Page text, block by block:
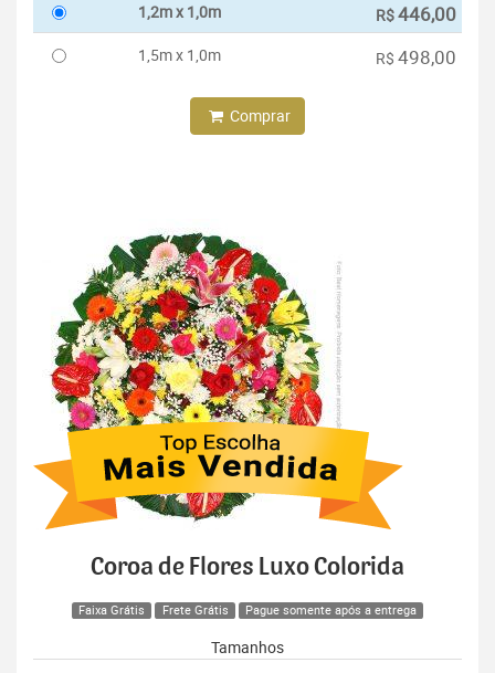
1,2m x 1,0m R$446,00
1,5m x 1,0m R$ 498,00
Comprar
Coroa de Flores Luxo Colorida
Faixa Grátis Frete Grátis Pague somente após a entrega
Tamanhos